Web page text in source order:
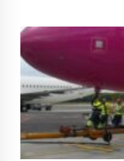
РФ и